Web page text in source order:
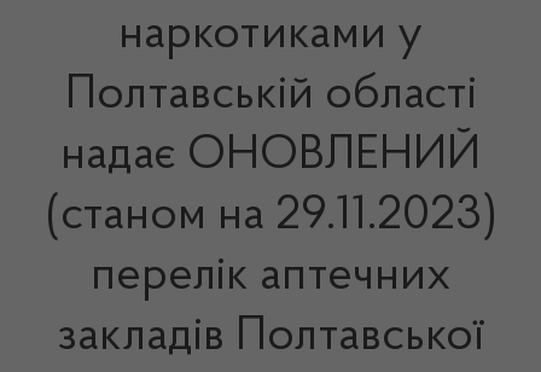
наркотиками у
Полтавській області
надає ОНОВЛЕНИЙ
(станом на 29.11.2023)
перелік аптечних
закладів Полтавської